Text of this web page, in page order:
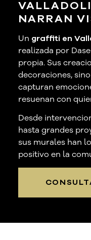
NARRAN
Un graffiti en
realizada por
propia. Sus
decoraciones,
capturan
resuenan con
Desde
hasta grandes
sus murales han
positivo en la